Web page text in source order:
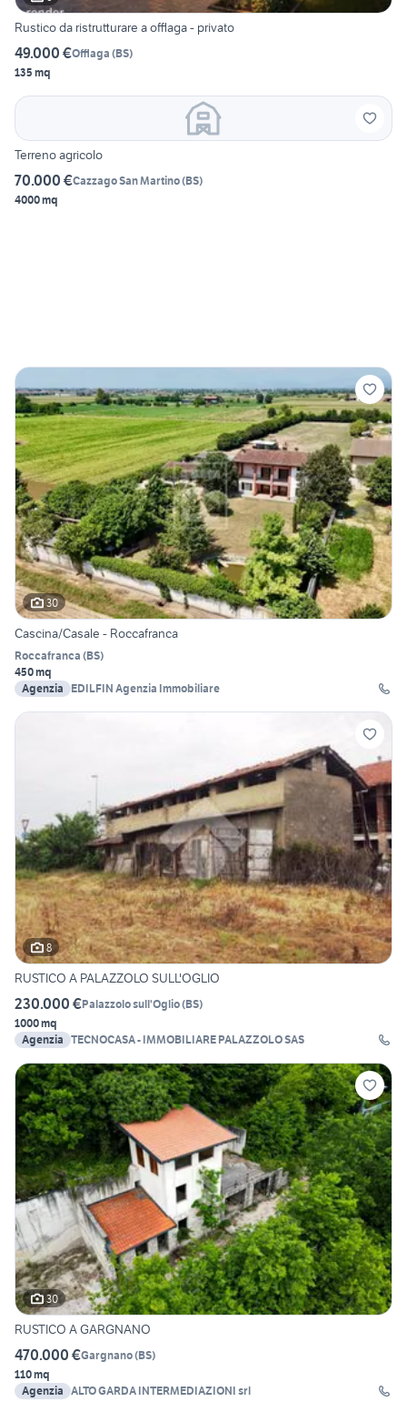
Rustico da ristrutturare a offlaga - privato
49.000 €Offlaga (BS)
135 mq
Terreno agricolo
70.000 €Cazzago San Martino(BS)
4000 mq
30
Cascina/Casale - Roccafranca
Roccafranca (BS)
450 mq
Agenzia
EDILFIN Agenzia Immobiliare
8
RUSTICO A PALAZZOLO SULL'OGLIO
230.000 €Palazzolo sull'Oglio(BS)
1000 mq
Agenzia
TECNOCASA - IMMOBILIARE PALAZZOLO SAS
30
RUSTICO A GARGNANO
470.000 €Gargnano(BS)
110 mq
Agenzia ALTO GARDA INTERMEDIAZIONI srl